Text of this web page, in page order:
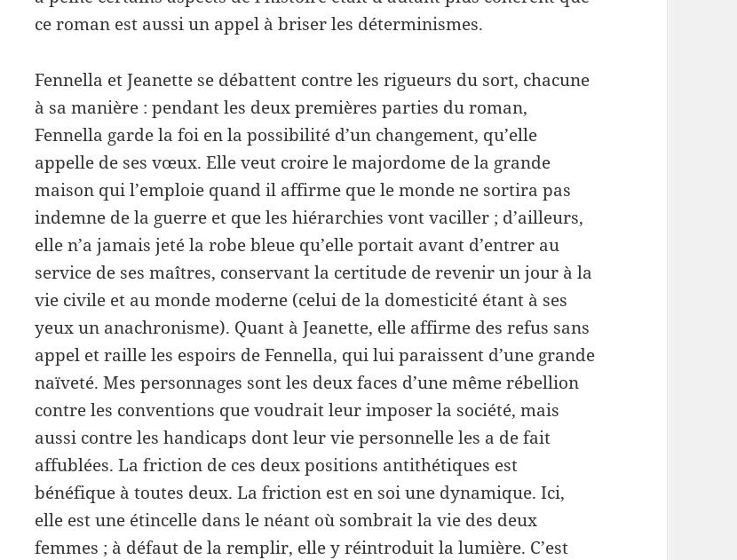
ce roman est aussi un appel à briser les déterminismes.
Fennella et Jeanette se débattent contre les rigueurs du sort, chacune
à sa manière : pendant les deux premières parties du roman,
Fennella garde la foi en la possibilité d’un changement, qu’elle
appelle de ses vœux. Elle veut croire le majordome de la grande
maison qui l’emploie quand il affirme que le monde ne sortira pas
indemne de la guerre et que les hiérarchies vont vaciller ; d’ailleurs,
elle n’a jamais jeté la robe bleue qu’elle portait avant d’entrer au
service de ses maîtres, conservant la certitude de revenir un jour à la
vie civile et au monde moderne (celui de la domesticité étant à ses
yeux un anachronisme). Quant à Jeanette, elle affirme des refus sans
appel et raille les espoirs de Fennella, qui lui paraissent d’une grande
naïveté. Mes personnages sont les deux faces d’une même rébellion
contre les conventions que voudrait leur imposer la société, mais
aussi contre les handicaps dont leur vie personnelle les a de fait
affublées. La friction de ces deux positions antithétiques est
bénéfique à toutes deux. La friction est en soi une dynamique. Ici,
elle est une étincelle dans le néant où sombrait la vie des deux
femmes ; à défaut de la remplir, elle y réintroduit la lumière. C’est